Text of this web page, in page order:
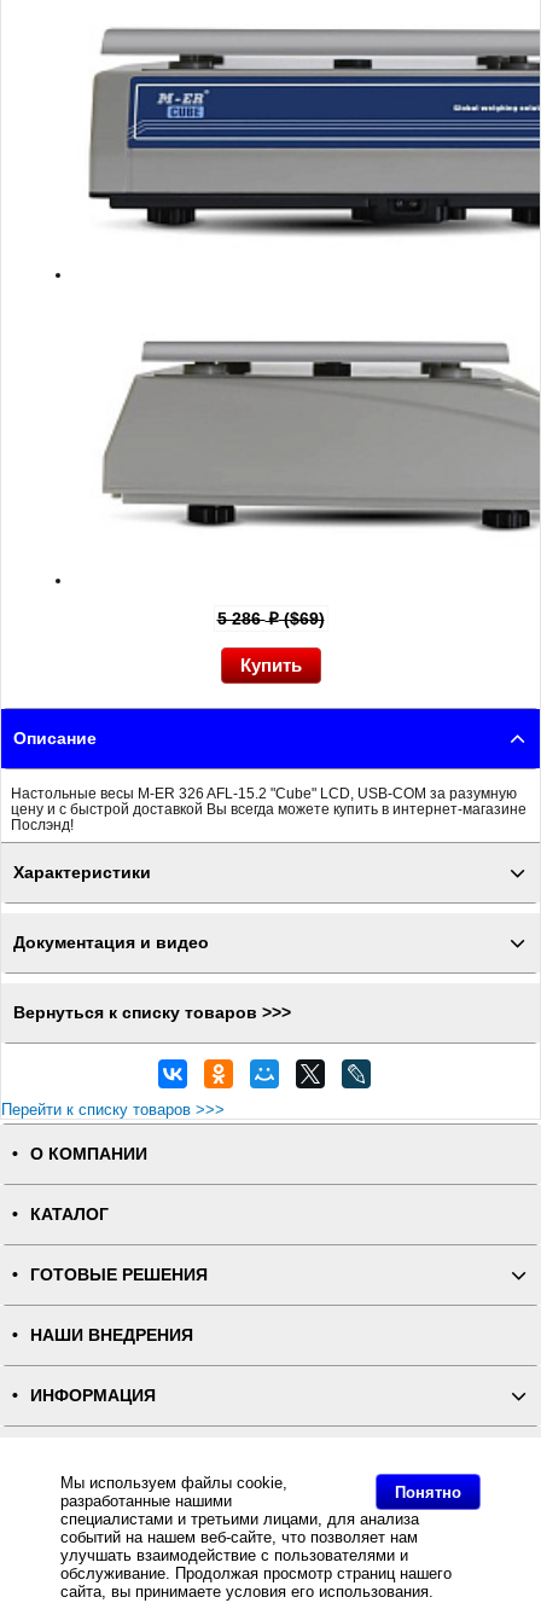
Понятно
Мы используем файлы cookie,
разработанные нашими
специалистами и третьими лицами, для анализа
событий на нашем веб-сайте, что позволяет нам
улучшать взаимодействие с пользователями и
обслуживание. Продолжая просмотр страниц нашего
сайта, вы принимаете условия его использования.
5 286p($69)
Описание
Настольные весы M-ER 326 AFL-15.2 "Cube" LCD, USB-COM за разумную
цену и с быстрой доставкой Вы всегда можете купить в интернет-магазине
Послэнд!
Характеристики
Документация и видео
Вернуться к списку товаров >>>
Перейти к списку товаров >>>
О КОМПАНИИ
КАТАЛОГ
ГОТОВЫЕ РЕШЕНИЯ
НАШИ ВНЕДРЕНИЯ
ИНФОРМАЦИЯ
ПОЛНАЯ ВЕРСИЯ
Интернет-магазин "ПОСЛЭНД" - торгового оборудования, оборудования для автоматизации общепита и
торговли, расходных материалов
Все права защищены, ООО "ПОСЛЭНД" © 2008-2026.